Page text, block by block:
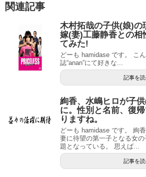
関連記事
木村拓哉の子供(娘)の
嫁(妻)工藤静香との相
てみた!
どーも hamidase です。 こ
誌“anan”にて好きな...
記事を
絢香、水嶋ヒロが子
に。性別と名前、復
りますね。
どーも hamidase です。 絢
妻に待望の第一子となる女
題となっている。 思えば...
記事を